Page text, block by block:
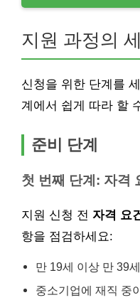
지원 과정의
신청을 위한 단계를
계에서 쉽게 따라 할
준비 단계
첫 번째 단계: 자격
지원 신청 전 자격 요
항을 점검하세요:
만 19세 이상 만 39
중소기업에 재직 중